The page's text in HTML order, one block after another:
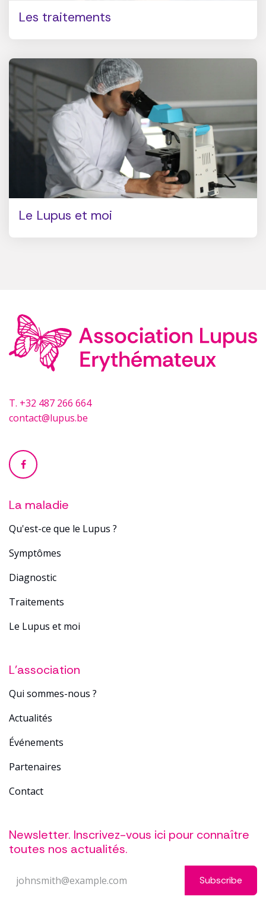
Les traitements
Le Lupus et moi
T. +32 487 266 664
contact@lupus.be
La maladie
Qu'est-ce que le Lupus ?
Sym​ptô​mes
Diagnostic
Tra​itements
Le Lupus et moi
L'association
Qui sommes-nous ?
Actualités
Événements
Partenaires
Contact
Newsletter. Inscrivez-vous ici pour connaître
toutes nos actualités.
Subscribe